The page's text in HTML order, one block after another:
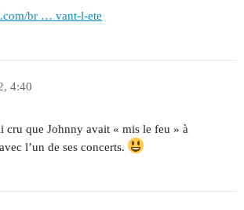
br … vant-l-ete
4:40
cru que Johnny avait « mis le feu » à
l’un de ses concerts.